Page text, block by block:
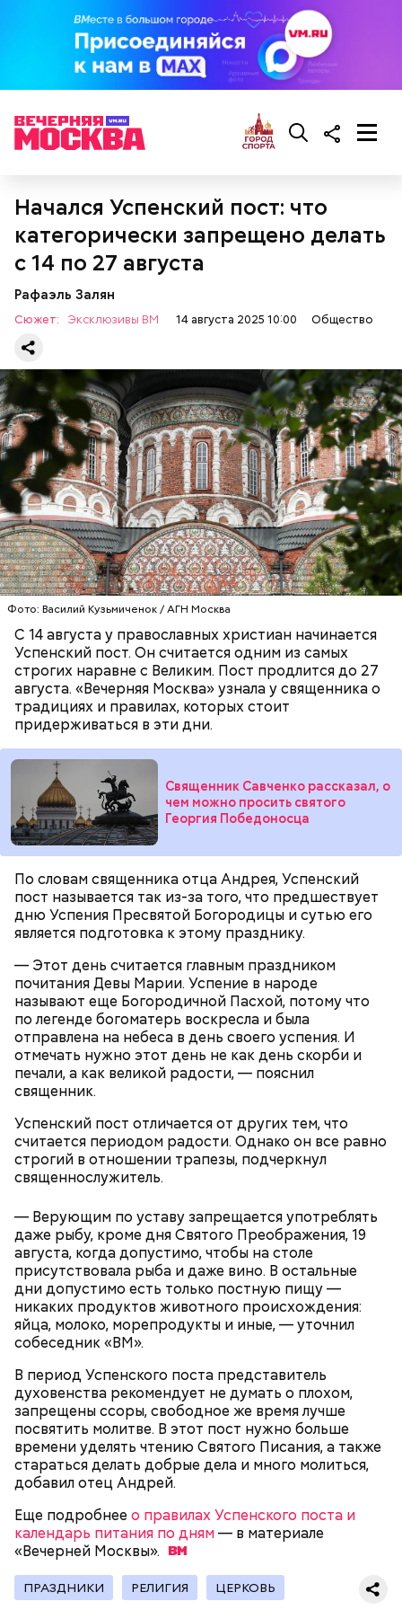
Начался Успенский пост: что
категорически запрещено делать
с 14 по 27 августа
Рафаэль Залян
Сюжет: Эксклюзивы ВМ 14 августа 2025 10:00 Общество
Фото: Василий Кузьмиченок / АГН Москва
С 14 августа у православных христиан начинается
Успенский пост. Он считается одним из самых
строгих наравне с Великим. Пост продлится до 27
августа. «Вечерняя Москва» узнала у священника о
традициях и правилах, которых стоит
придерживаться в эти дни.
Священник Савченко рассказал, о
чем можно просить святого
Георгия Победоносца
По словам священника отца Андрея, Успенский
пост называется так из-за того, что предшествует
дню Успения Пресвятой Богородицы и сутью его
является подготовка к этому празднику.
— Этот день считается главным праздником
почитания Девы Марии. Успение в народе
называют еще Богородичной Пасхой, потому что
по легенде богоматерь воскресла и была
отправлена на небеса в день своего успения. И
отмечать нужно этот день не как день скорби и
печали, а как великой радости, — пояснил
священник.
Успенский пост отличается от других тем, что
считается периодом радости. Однако он все равно
строгий в отношении трапезы, подчеркнул
священнослужитель.
— Верующим по уставу запрещается употреблять
даже рыбу, кроме дня Святого Преображения, 19
августа, когда допустимо, чтобы на столе
присутствовала рыба и даже вино. В остальные
дни допустимо есть только постную пищу —
никаких продуктов животного происхождения:
яйца, молоко, морепродукты и иные, — уточнил
собеседник «ВМ».
В период Успенского поста представитель
духовенства рекомендует не думать о плохом,
запрещены ссоры, свободное же время лучше
посвятить молитве. В этот пост нужно больше
времени уделять чтению Святого Писания, а также
стараться делать добрые дела и много молиться,
добавил отец Андрей.
Еще подробнее о правилах Успенского поста и
календарь питания по дням— в материале
«Вечерней Москвы».
ПРАЗДНИКИ РЕЛИГИЯ ЦЕРКОВЬ
Однако диетолог предупредила: не для всех дыня
может быть полезна. В первую очередь ее стоит
есть с осторожностью людям:
лишним весом.
— В дыне содержится много сахара, который
представлен фруктозой. С одной стороны — это
хорошо, потому что дает энергию. Но важно
помнить, что сладкими дынями не нужно сильно
увлекаться, так же как и арбузами, людям с
сахарным диабетом и лишним весом, —
подчеркнула доктор.
выводят токсины из организма
Ранние плоды, по словам врача, лучше не есть:
рака: чем полезен кресс-салат
— Наиболее распространенные борщ, щи, котлеты,
салаты, лаваш с творогом и сыром, пироги, омлет,
запеканка. Щавеля там везде используется
немного, поэтому никакого вреда от него не будет.
Чем разнообразнее рацион питания человека, тем
лучше. Потому что это исключает вероятность
возникновения дефицитов микроэлементов, —
заверил специалист.
Вовсю идет и сезон черешни. «Вечерняя Москва»
узнала у врача — эндокринолога-диетолога
Натальи Лазуренко,как правильно есть эту ягоду
пользой для здоровья.